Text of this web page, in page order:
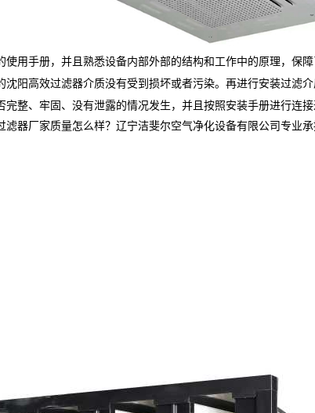
用手册，并且熟悉设备内部外部的结构和工作中的原理，
阳高效过滤器介质没有受到损坏或者污染。再进行安装过滤
整、牢固、没有泄露的情况发生，并且按照安装手册进行连
器厂家质量怎么样？辽宁洁斐尔空气净化设备有限公司专业